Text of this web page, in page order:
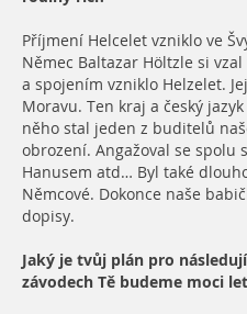
Příjmení Helcelet vzniklo ve
Němec Baltazar Höltzle si
a spojením vzniklo Helzelet.
Moravu. Ten kraj a český
něho stal jeden z buditelů
obrození. Angažoval se spolu
Hanusem atd… Byl také
Němcové. Dokonce naše
dopisy.
Jaký je tvůj plán pro
závodech Tě budeme moci